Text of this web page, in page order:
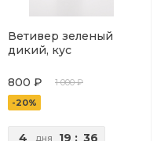
Ветивер зеленый
дикий, кус
800 ₽
1 000 ₽
-20%
дня